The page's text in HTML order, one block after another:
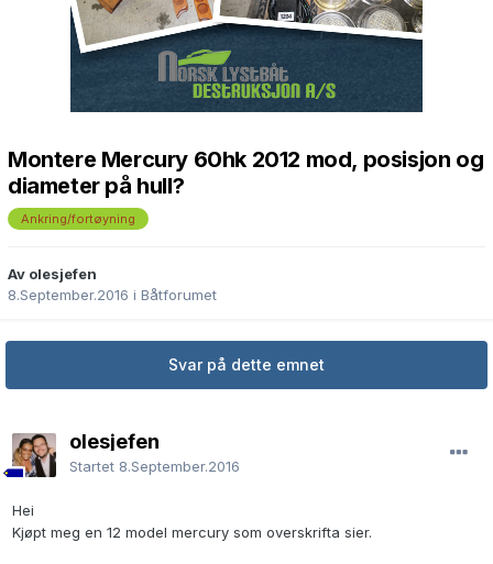
Montere Mercury 60hk 2012 mod, posisjon og
diameter på hull?
Ankring/fortøyning
Av olesjefen
8.September.2016 i Båtforumet
Svar på dette emnet
olesjefen
Startet 8.September.2016
Hei
Kjøpt meg en 12 model mercury som overskrifta sier.